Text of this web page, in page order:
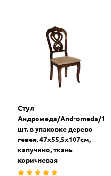
Стул
Андромеда/Andromeda/1
шт. в упаковке дерево
гевея, 47х55,5х107см,
капучино, ткань
коричневая